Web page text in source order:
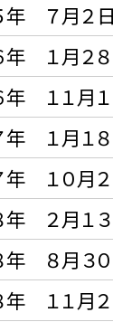
年 ７月２日
年 １月２
年 １１月１
年 １月１
年 １０月２
年 ２月１３
年 ８月３
年 １１月２